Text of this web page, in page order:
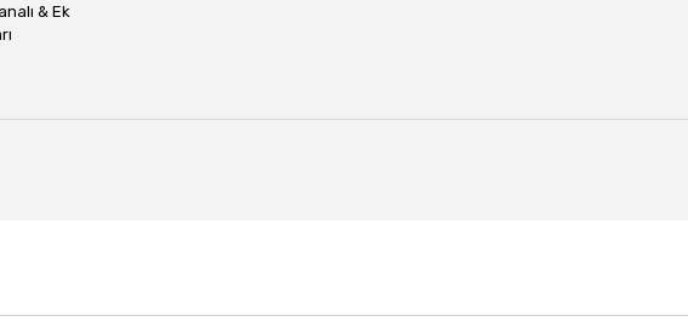
& Ek